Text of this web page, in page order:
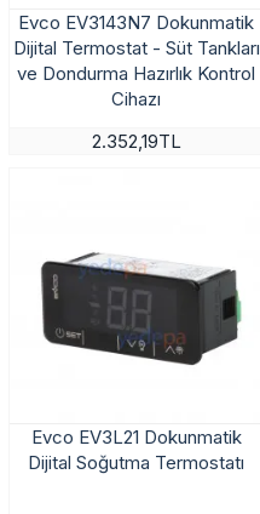
Evco EV3143N7 Dokunmatik
Dijital Termostat - Süt Tankları
ve Dondurma Hazırlık Kontrol
Cihazı
2.352,19TL
Evco EV3L21 Dokunmatik
Dijital Soğutma Termostatı